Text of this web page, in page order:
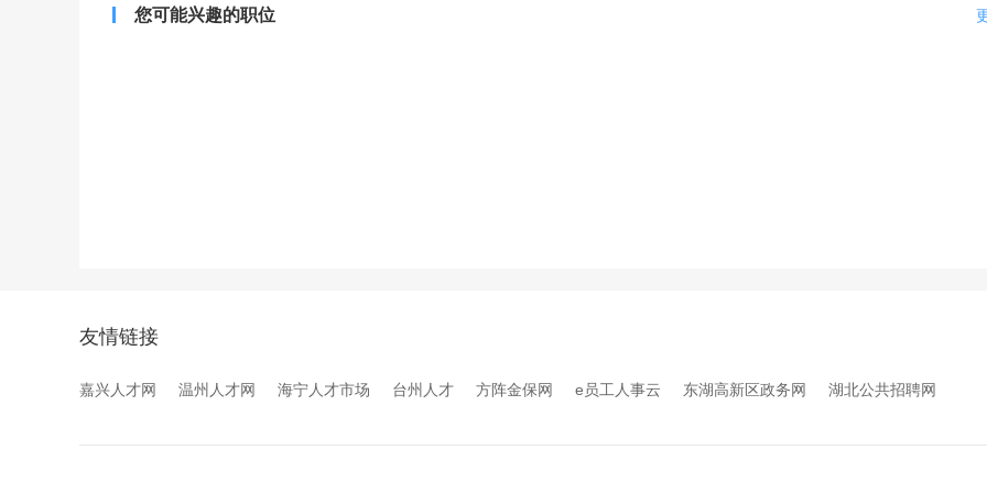
您可能兴趣的职位
友情链接
嘉兴人才网 温州人才网 海宁人才市场 台州人才 方阵金保网 e员工人事云 东湖高新区政务网 湖北公共招聘网